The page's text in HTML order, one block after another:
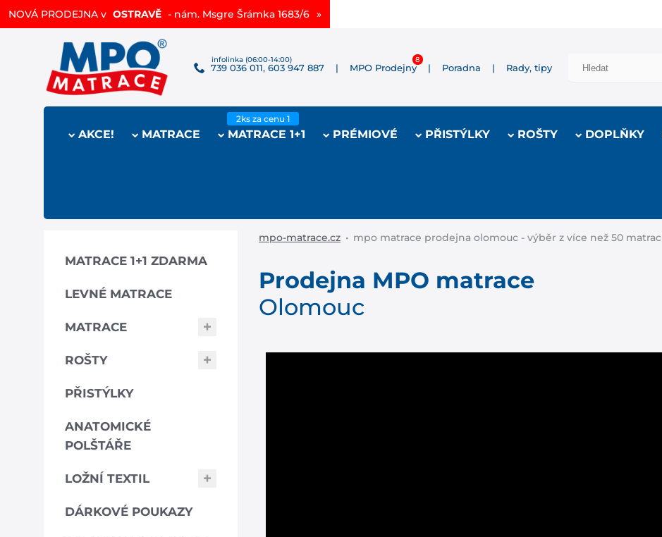
NOVÁ PRODEJNA v OSTRAVĚ - nám. Msgre Šrámka 1683/6 »
Vysoce prodyšná matraceRESPIRA mořskou trávou a AirCell 3D
739 036 011, 603 947 887 | MPO Prodejny| Poradna | Rady, tipy
AKCE! MATRACE MATRACE 1+1 PRÉMIOVÉ PŘISTÝLKY ROŠTY DOPLŇKY
mpo-matrace.cz • mpo matrace prodejna olomouc - výběr z více než 50
Prodejna MPO matrace
Olomouc
MATRACE 1+1 ZDARMA
LEVNÉ MATRACE
MATRACE
ROŠTY
PŘISTÝLKY
ANATOMICKÉ
POLŠTÁŘE
LOŽNÍ TEXTIL
DÁRKOVÉ POUKAZY